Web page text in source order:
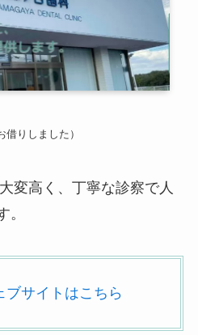
借りしました）
変高く、丁寧な診察で人
。
ブサイトはこちら